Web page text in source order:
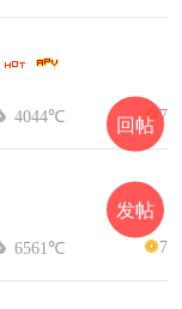
4044℃ 7
6561℃ 7
回帖
发帖